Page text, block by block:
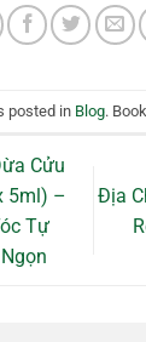
posted in Blog.
Cửu
5ml) –
Tự
Địa